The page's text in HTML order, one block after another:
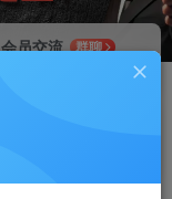
会员交流
群聊